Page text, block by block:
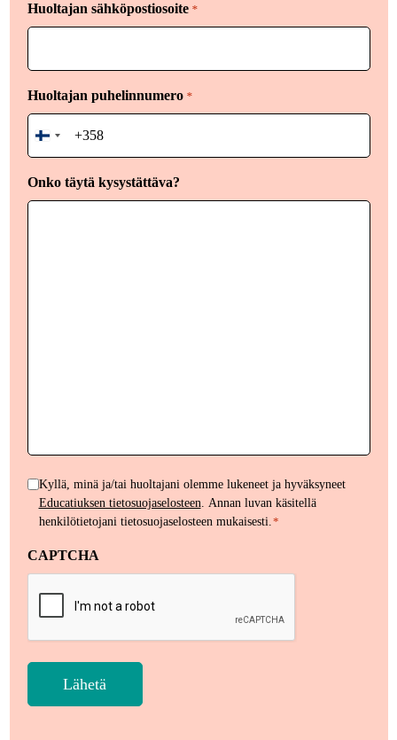
Huoltajan sähköpostiosoite *
Huoltajan puhelinnumero *
Finland
+358
Onko täytä kysystättäva?
Henkilötietojen
käsittely
Kyllä, minä ja/tai huoltajani olemme lukeneet ja hyväksyneet
Educatiuksen tietosuojaselosteen. Annan luvan käsitellä
henkilötietojani tietosuojaselosteen mukaisesti.*
CAPTCHA